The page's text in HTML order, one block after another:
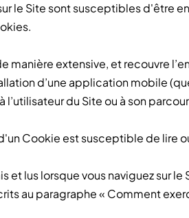
le Site sont susceptibles d'être
extensive, et recouvre
d’une application mobile
du Site ou à son
Cookie est susceptible de lire
lus lorsque vous naviguez sur
au paragraphe « Comment